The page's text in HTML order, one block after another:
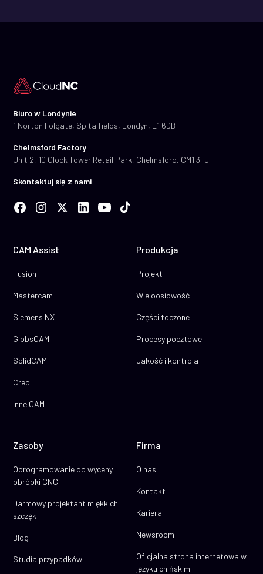
Biuro w Londynie
1 Norton Folgate, Spitalfields, Londyn, E1 6DB
Chelmsford Factory
Unit 2, 10 Clock Tower Retail Park, Chelmsford, CM1 3FJ
Skontaktuj się z nami
CAM Assist
Fusion
Mastercam
Siemens NX
GibbsCAM
SolidCAM
Creo
Inne CAM
Produkcja
Projekt
Wieloosiowość
Części toczone
Procesy pocztowe
Jakość i kontrola
Zasoby
Oprogramowanie do wyceny
obróbki CNC
Darmowy projektant miękkich
szczęk
Blog
Studia przypadków
Firma
O nas
Kontakt
Kariera
Newsroom
Oficjalna strona internetowa w
języku chińskim